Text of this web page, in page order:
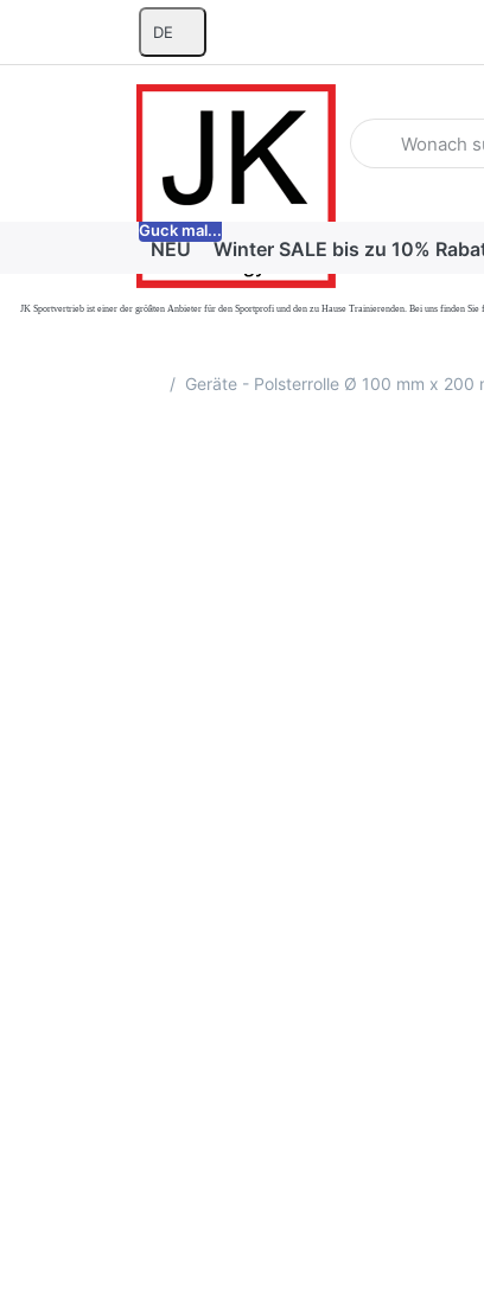
DE
Geben Sie
NEU
Guck mal...
Winter SALE bis zu 10%
JK Sportvertrieb ist einer der größten Anbieter für den Sportprofi und den zu Hause Trainierenden. Bei uns finden
Startseite
Geräte - Polsterrolle Ø 100 mm x 200